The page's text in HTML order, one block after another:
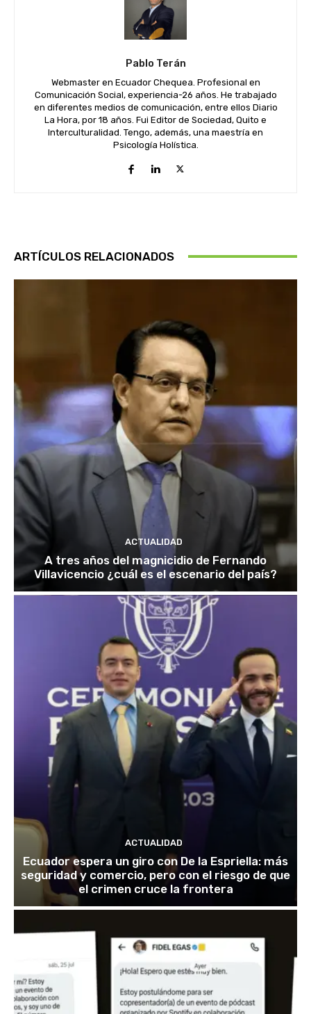
Pablo Terán
Webmaster en Ecuador Chequea. Profesional en
Comunicación Social, experiencia-26 años. He trabajado
en diferentes medios de comunicación, entre ellos Diario
La Hora, por 18 años. Fui Editor de Sociedad, Quito e
Interculturalidad. Tengo, además, una maestría en
Psicología Holística.
ARTÍCULOS RELACIONADOS
ACTUALIDAD
A tres años del magnicidio de Fernando
Villavicencio ¿cuál es el escenario del país?
ACTUALIDAD
Ecuador espera un giro con De la Espriella: más
seguridad y comercio, pero con el riesgo de que
el crimen cruce la frontera